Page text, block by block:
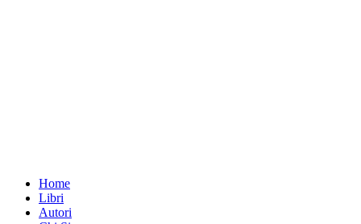
Home
Libri
Autori